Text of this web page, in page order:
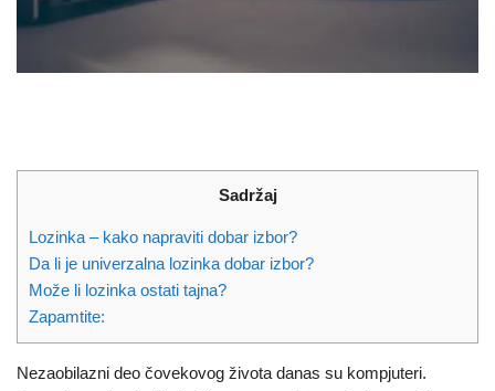
Sadržaj
Lozinka – kako napraviti dobar izbor?
Da li je univerzalna lozinka dobar izbor?
Može li lozinka ostati tajna?
Zapamtite:
Nezaobilazni deo čovekovog života danas su kompjuteri.